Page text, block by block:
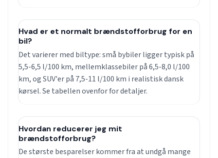
Hvad er et normalt brændstofforbrug for en
bil?
Det varierer med biltype: små bybiler ligger typisk på
5,5-6,5 l/100 km, mellemklassebiler på 6,5-8,0 l/100
km, og SUV'er på 7,5-11 l/100 km i realistisk dansk
kørsel. Se tabellen ovenfor for detaljer.
Hvordan reducerer jeg mit
brændstofforbrug?
De største besparelser kommer fra at undgå mange